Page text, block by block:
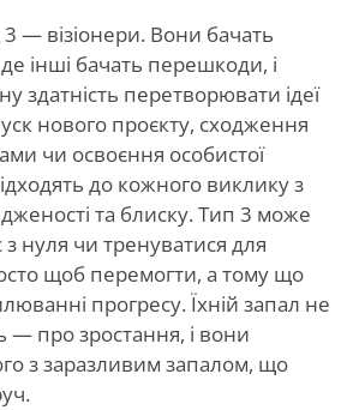
3 — візіонери. Вони бачать
інші бачать перешкоди, і
здатність перетворювати ідеї
нового проєкту, сходження
чи освоєння особистої
до кожного виклику з
та блиску. Тип 3 може
з нуля чи тренуватися для
щоб перемогти, а тому що
прогресу. Їхній запал не
— про зростання, і вони
з заразливим запалом, що